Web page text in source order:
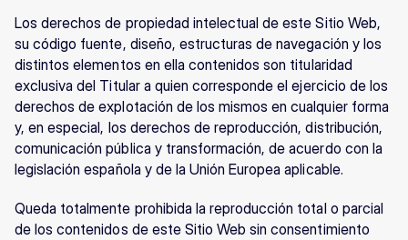
Los derechos de propiedad intelectual de este Sitio Web,
su código fuente, diseño, estructuras de navegación y los
distintos elementos en ella contenidos son titularidad
exclusiva del Titular a quien corresponde el ejercicio de los
derechos de explotación de los mismos en cualquier forma
y, en especial, los derechos de reproducción, distribución,
comunicación pública y transformación, de acuerdo con la
legislación española y de la Unión Europea aplicable.
Queda totalmente prohibida la reproducción total o parcial
de los contenidos de este Sitio Web sin consentimiento